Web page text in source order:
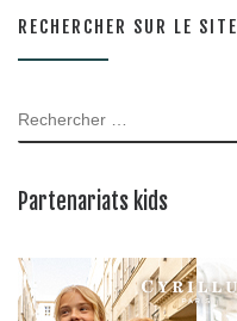
RECHERCHER SUR LE SITE
RECHERCHER
Partenariats kids